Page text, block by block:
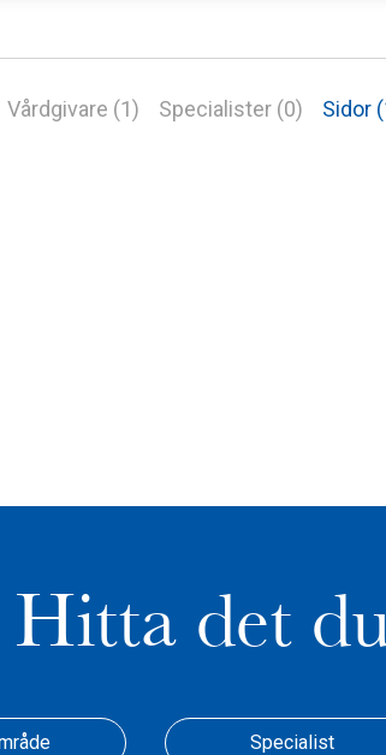
Vårdgivare (1) Specialister (0) Sidor
Hitta det
Specialist